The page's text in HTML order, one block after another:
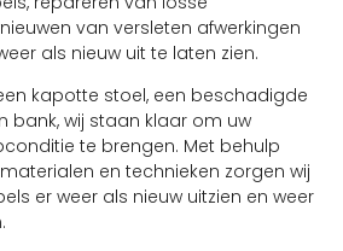
van versleten afwerkingen
als nieuw uit te laten zien.
kapotte stoel, een beschadigde
bank, wij staan klaar om uw
te brengen. Met behulp
en technieken zorgen wij
er weer als nieuw uitzien en weer